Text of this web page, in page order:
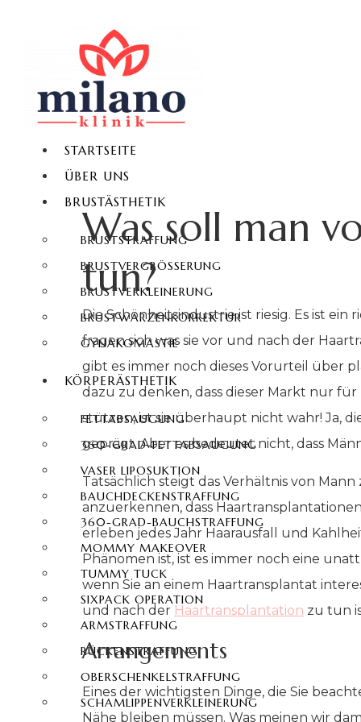
STARTSEITE
ÜBER UNS
BRUSTÄSTHETIK
BRUSTSTRAFFUNG
BRUSTVERGRÖSSERUNG
BRUSTVERKLEINERUNG
BRUSTWARZENKORREKTUR
GYNÄKOMASTIE
KÖRPERÄSTHETIK
FETTABSAUGUNG
360-GRAD-FETTABSAUGUNG
VASER LIPOSUKTION
BAUCHDECKENSTRAFFUNG
360-GRAD-BAUCHSTRAFFUNG
MOMMY MAKEOVER
TUMMY TUCK
SIXPACK OPERATION
ARMSTRAFFUNG
RÜCKENSTRAFFUNG
OBERSCHENKELSTRAFFUNG
SCHAMLIPPENVERKLEINERUNG
Was soll man
tun?
Die Schönheitsindustrie ist riesig. Es ist
fragen sich was sie vor und nach der
gibt es immer noch dieses Vorurteil über
dazu zu denken, dass dieser Markt nur
stützen, ist sie überhaupt nicht wahr! Ja,
geprägt. Aber es bedeutet nicht, dass
Tatsächlich steigt das Verhältnis von
anzuerkennen, dass
erleben jedes Jahr Haarausfall und
Phänomen ist, ist es immer noch eine
wenn Sie an einem Haartransplantat
und nach der Haartransplantation zu tun
Arrangements
Eines der wichtigsten Dinge, die Sie
Nähe bleiben müssen. Was meinen wir